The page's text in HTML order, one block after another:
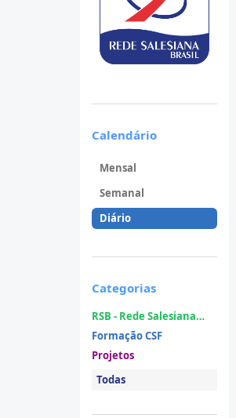
Calendário
Mensal
Semanal
Diário
Categorias
RSB - Rede Salesiana
Formação CSF
Projetos
Todas